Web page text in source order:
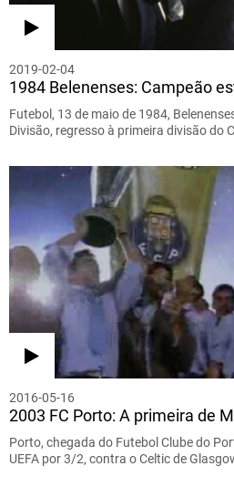
2019-02-04
1984 Belenenses: Campeão
Futebol, 13 de maio de 1984,
Divisão, regresso à primeira divisão do
2016-05-16
2003 FC Porto: A primeira de
Porto, chegada do Futebol Clube do
UEFA por 3/2, contra o Celtic de